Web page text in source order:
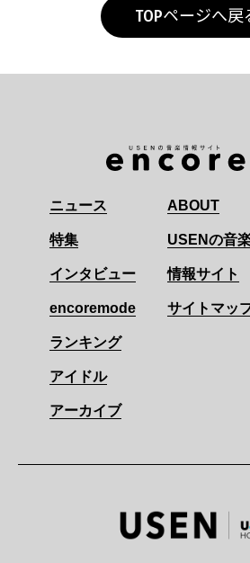
TOPページへ戻
ニュース
特集
インタビュー
encoremode
ランキング
アイドル
アーカイブ
ABOUT
USENの音
情報サイト
サイトマッ